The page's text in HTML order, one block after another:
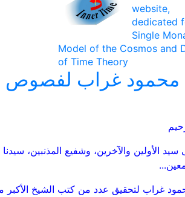
website,
dedicated
Single
Model of the Cosmos and
of Time Theory
محمود غراب لفصوص
الأولين والآخرين، وشفيع المذنبين،
غراب لتحقيق عدد من كتب الشيخ الأكبر